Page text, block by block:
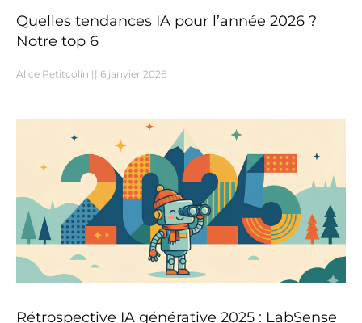
Quelles tendances IA pour l’année 2026 ?
Notre top 6
Alice Petitcolin 6 janvier 2026
Rétrospective IA générative 2025 : LabSense